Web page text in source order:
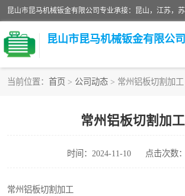
昆山市昆马机械钣金有限公司
当前位置： 首页 > 公司动态 > 常州铝板切割加工
常州铝板切割加工
时间：2024-11-10 点击次数
常州铝板切割加工
不锈钢钣金加工
中纤板钣金加工